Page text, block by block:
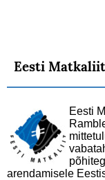
Eesti Matkaliit
Eesti
arendamisele